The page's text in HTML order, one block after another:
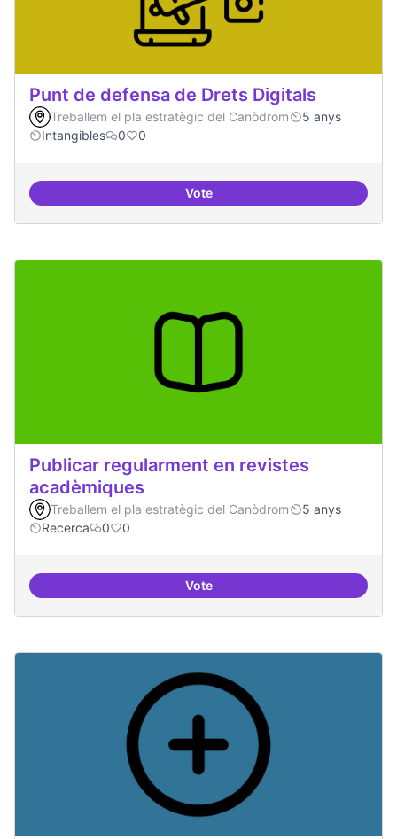
Punt de defensa de Drets Digitals
Treballem el pla estratègic del Canòdrom
5 anys
Intangibles
0 0
VotePunt de defensa de Drets Digitals
Publicar regularment en revistes
acadèmiques
Treballem el pla estratègic del Canòdrom
5 anys
Recerca
0 0
VotePublicar regularment en